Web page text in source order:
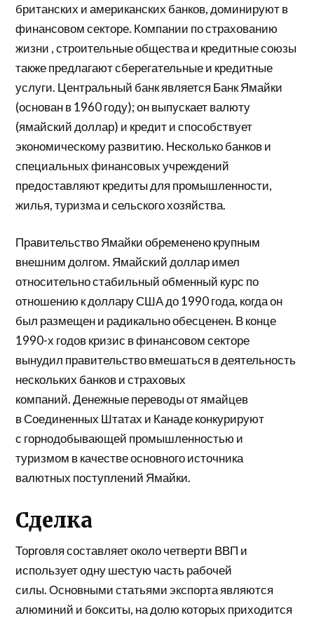
британских и американских банков, доминируют в
финансовом секторе. Компании пострахованию
жизни , строительные общества и кредитные союзы
также предлагают сберегательные и кредитные
услуги. Центральный банкявляется Банк Ямайки
(основан в 1960 году); он выпускает валюту
(ямайский доллар) и кредит и способствует
экономическому развитию. Несколько банков и
специальных финансовых учреждений
предоставляют кредиты для промышленности,
жилья, туризма и сельского хозяйства.
Правительство Ямайки обременено крупным
внешним долгом. Ямайский доллар имел
относительно стабильныйобменный курс по
отношению к доллару США до 1990 года, когда он
был размещен и радикально обесценен. В конце
1990-х годов кризис в финансовом секторе
вынудил правительство вмешаться в деятельность
нескольких банков и страховых
компаний. Денежные переводы от ямайцев
вСоединенных Штатах и Канадеконкурируют
с горнодобывающей промышленностью и
туризмом в качестве основного источника
валютных поступлений Ямайки.
Сделка
Торговлясоставляетоколо четверти ВВП и
использует одну шестую часть рабочей
силы. Основными статьями экспорта являются
алюминий и бокситы, на долю которых приходится